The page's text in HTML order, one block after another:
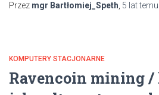
Przez mgr Bartłomiej_Speth 5 lattemu
KOMPUTERY STACJONARNE
Ravencoin mining /